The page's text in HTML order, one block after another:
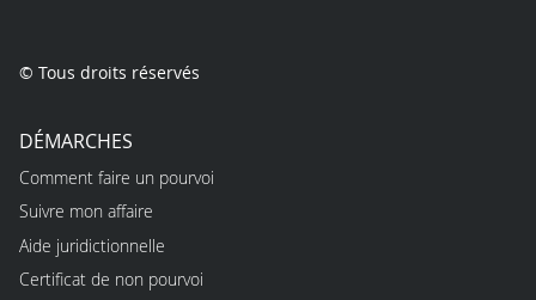
© Tous droits réservés
DÉMARCHES
Comment faire un pourvoi
Suivre mon affaire
Aide juridictionnelle
Certificat de non pourvoi